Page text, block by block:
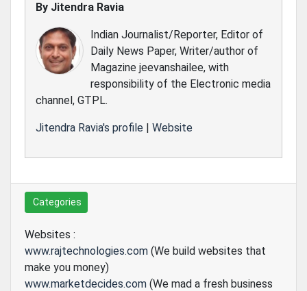
By Jitendra Ravia
Indian Journalist/Reporter, Editor of
Daily News Paper, Writer/author of
Magazine jeevanshailee, with
responsibility of the Electronic media
channel, GTPL.
Jitendra Ravia's profile | Website
Categories
Websites :
www.rajtechnologies.com (We build websites that
make you money)
www.marketdecides.com (We mad a fresh business